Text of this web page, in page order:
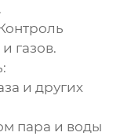
газов.
и других
пара и воды